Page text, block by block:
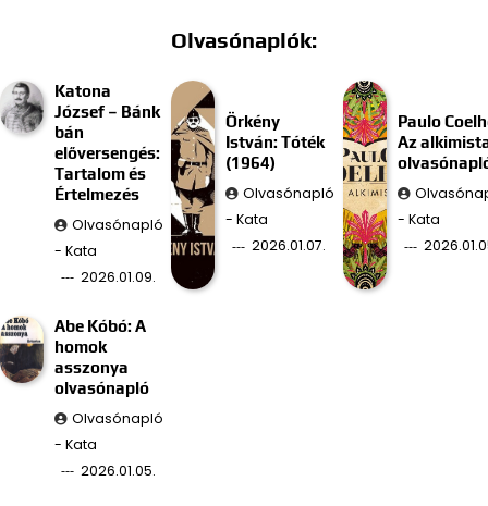
Olvasónaplók:
Katona
József – Bánk
bán
előversengés:
Tartalom és
Értelmezés
Olvasónapló
- Kata
2026.01.09.
Örkény
István: Tóték
(1964)
Olvasónapló
- Kata
2026.01.07.
Paulo
Az
- Kata
Abe Kóbó: A
homok
asszonya
olvasónapló
Olvasónapló
- Kata
2026.01.05.